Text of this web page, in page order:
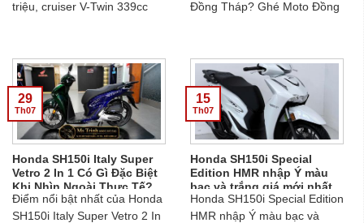
triệu, cruiser V-Twin 339cc
Đen, Bạc. Miễn phí vận
chuyển, giao tận nhà. Liên hệ
Ms Trinh 0907.397.516....
Đồng Tháp? Ghé Moto Đồng
Italy, mô tô cao cấp và xe độc
lạ....
Honda SH150i Italy Super
Vetro 2 In 1 Có Gì Đặc Biệt
Khi Nhìn Ngoài Thực Tế?
Điểm nổi bật nhất của Honda
SH150i Italy Super Vetro 2 In
29
Th07
Honda SH150i Special
Edition HMR nhập Ý màu
bạc và trắng giá mới nhất
ngày 15/07/2026 chỉ 215
triệu
Honda SH150i Special Edition
HMR nhập Ý màu bạc và
15
Th07